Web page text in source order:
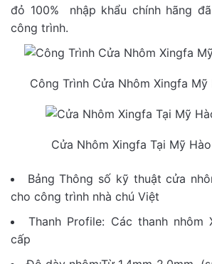
đỏ 100% nhập khẩu chính hãng
công trình.
Công Trình Cửa Nhôm Xingfa Mỹ
Cửa Nhôm Xingfa Tại Mỹ
Bảng Thông số kỹ thuật cửa
cho công trình nhà chú Việt
Thanh Profile: Các thanh nhôm
cấp